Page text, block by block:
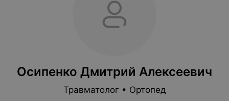
Осипенко Дмитрий Алексеевич
Травматолог • Ортопед